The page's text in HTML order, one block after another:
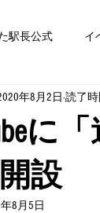
駅長公式 イ
キッチン＆商品開
道の駅おおたジム
に
設
年8月2日 読了時
8月5日